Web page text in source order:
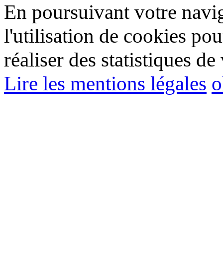
En poursuivant votre
l'utilisation de cookies
réaliser des statistiques de
Lire les mentions légales